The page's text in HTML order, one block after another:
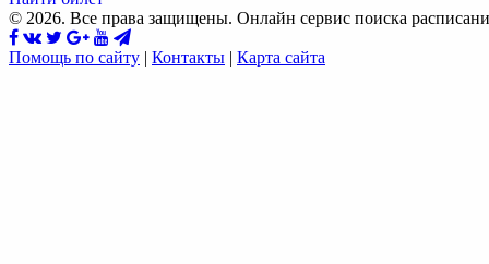
© 2026. Все права защищены. Онлайн сервис поиска
Помощь по сайту | Контакты | Карта сайта